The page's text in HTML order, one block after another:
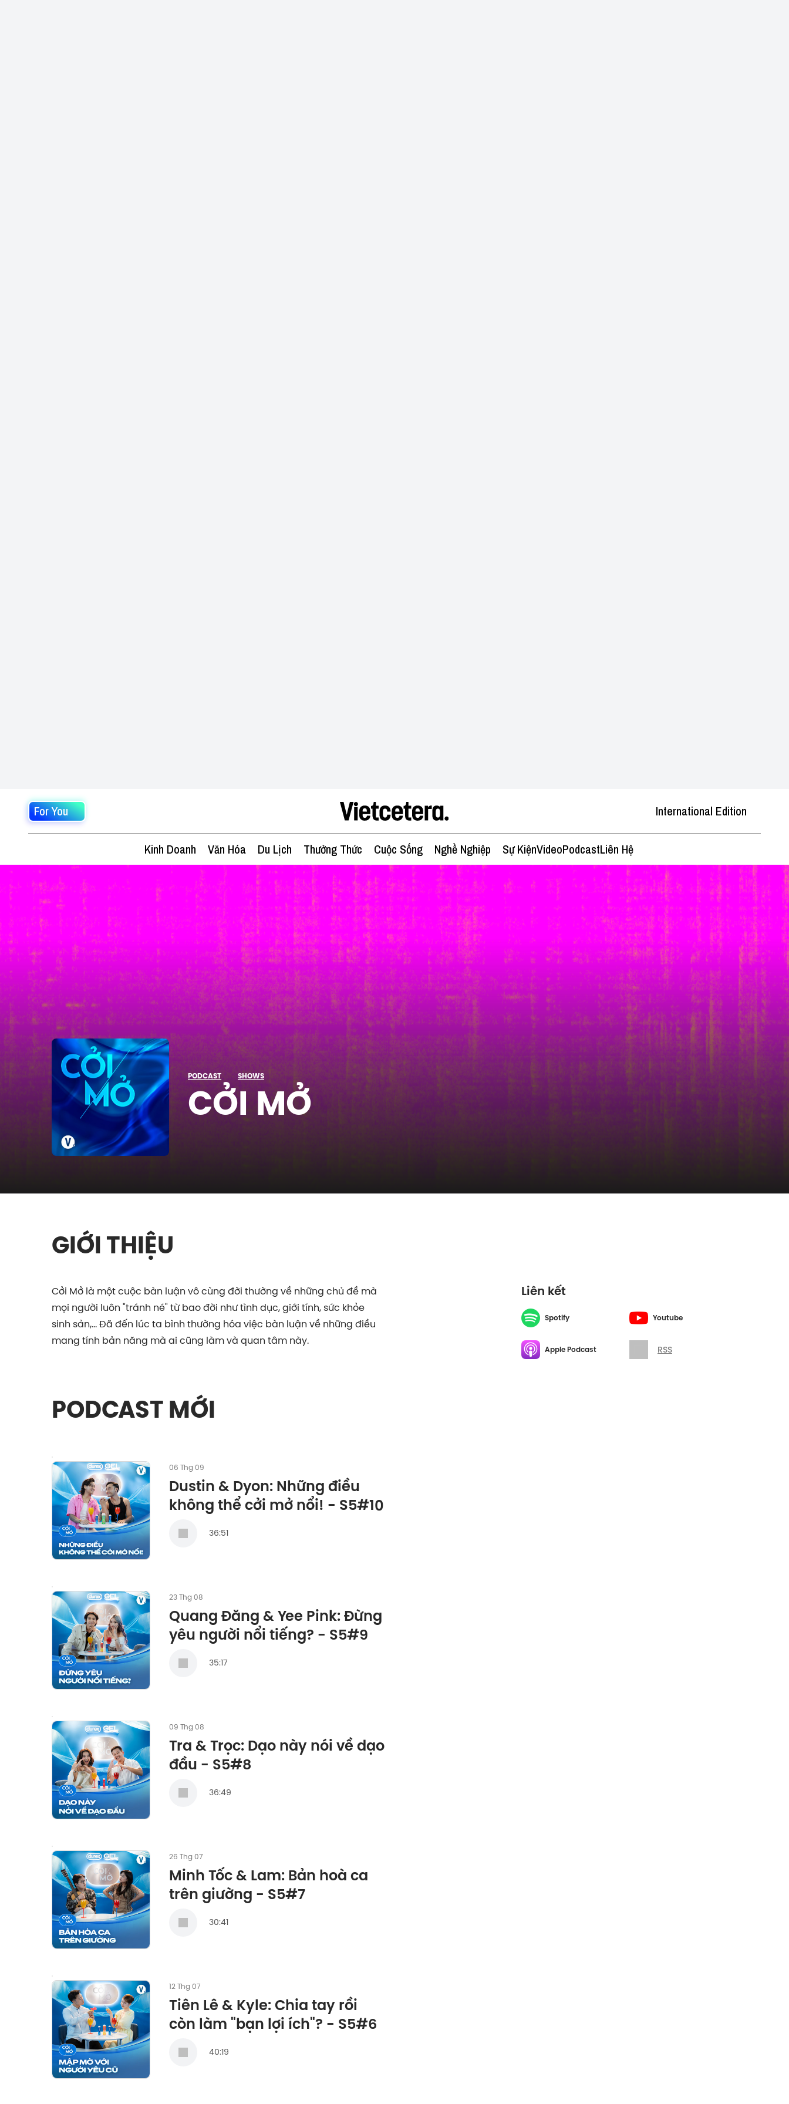
For You International Edition
Kinh Doanh Văn Hóa Du Lịch Thưởng Thức Cuộc Sống Nghề Nghiệp Sự KiệnVideoPodcastLiên Hệ
PODCAST SHOWS
CỞI MỞ
GIỚI THIỆU
Cởi Mở là một cuộc bàn luận vô cùng đời thường về những chủ đề mà
mọi người luôn "tránh né" từ bao đời như tình dục, giới tính, sức khỏe
sinh sản,... Đã đến lúc ta bình thường hóa việc bàn luận về những điều
mang tính bản năng mà ai cũng làm và quan tâm này.
Liên kết
Spotify Youtube
Apple Podcast RSS
PODCAST MỚI
06 Thg 09
Dustin & Dyon: Những điều
không thể cởi mở nổi! - S5#10
36:51
23 Thg 08
Quang Đăng & Yee Pink: Đừng
yêu người nổi tiếng? - S5#9
35:17
09 Thg 08
Tra & Trọc: Dạo này nói về dạo
đầu - S5#8
36:49
26 Thg 07
Minh Tốc & Lam: Bản hoà ca
trên giường - S5#7
30:41
12 Thg 07
Tiên Lê & Kyle: Chia tay rồi
còn làm "bạn lợi ích"? - S5#6
40:19